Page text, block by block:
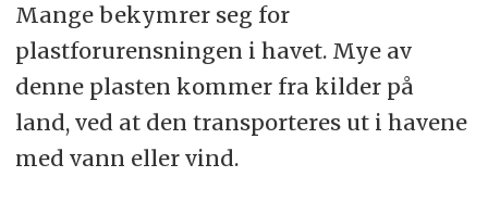
Mange bekymrer seg for
plastforurensningen i havet. Mye av
denne plasten kommer fra kilder på
land, ved at den transporteres ut i havene
med vann eller vind.